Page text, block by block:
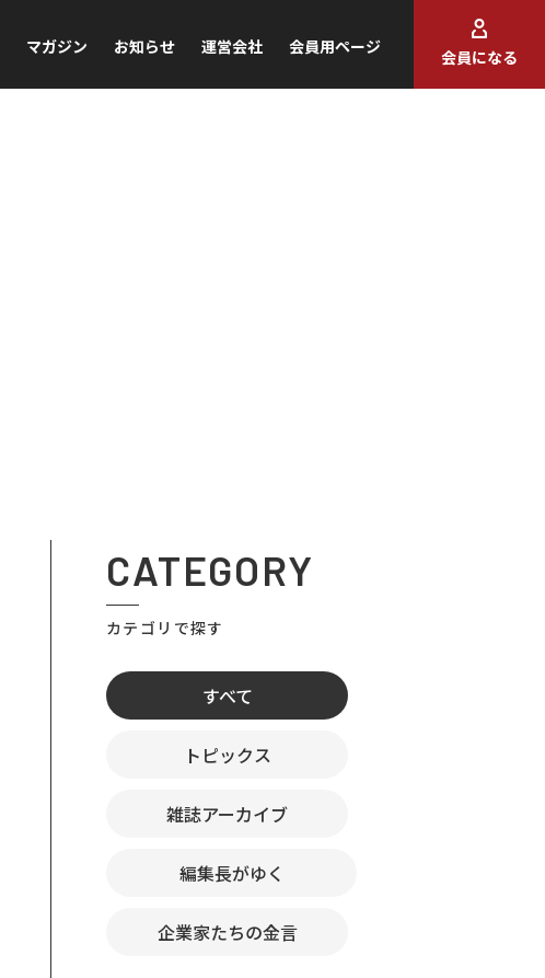
マガジン お知らせ 運営会社 会員用ページ
会員になる
CATEGORY
カテゴリで探す
すべて
トピックス
雑誌アーカイブ
編集長がゆく
企業家たちの金言